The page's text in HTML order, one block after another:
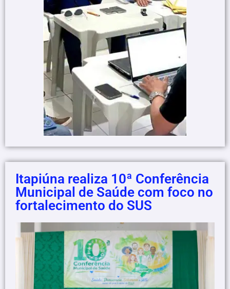
Itapiúna realiza 10ª Conferência
Municipal de Saúde com foco no
fortalecimento do SUS